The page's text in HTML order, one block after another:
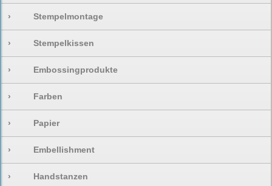
› Stempelmontage
› Stempelkissen
› Embossingprodukte
› Farben
› Papier
› Embellishment
› Handstanzen